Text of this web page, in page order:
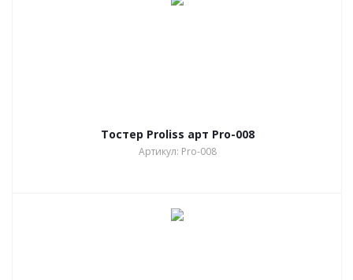
Тостер Proliss арт Pro-008
Артикул: Pro-008